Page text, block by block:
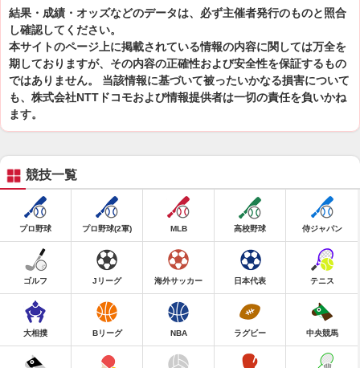
結果・成績・オッズなどのデータは、必ず主催者発行のものと照合
し確認してください。
本サイトのページ上に掲載されている情報の内容に関しては万全を
期しておりますが、その内容の正確性および安全性を保証するもの
ではありません。 当該情報に基づいて被ったいかなる損害について
も、株式会社NTTドコモおよび情報提供者は一切の責任を負いかね
ます。
競技一覧
プロ野球 プロ野球(2軍) MLB 高校野球 侍ジャパン
ゴルフ Jリーグ 海外サッカー 日本代表 テニス
大相撲 Bリーグ NBA ラグビー 中央競馬